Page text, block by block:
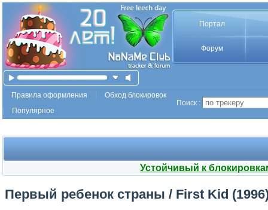
Портал
Форум
Правила оформления
Обход блокировок
Популярное
Поиск :
Устойчивый к
Первый ребенок страны / First Kid